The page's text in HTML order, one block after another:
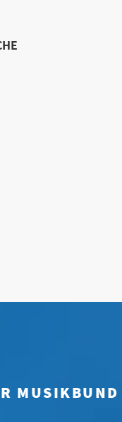
MUSIKBUND